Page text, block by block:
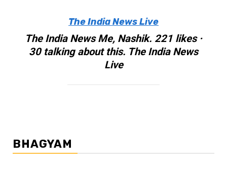
The India News Live
The India News Me, Nashik. 221 likes ·
30 talking about this. The India News
Live
BHAGYAM